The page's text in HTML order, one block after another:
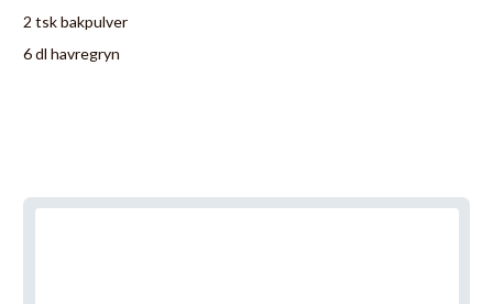
2 tsk bakpulver
6 dl havregryn